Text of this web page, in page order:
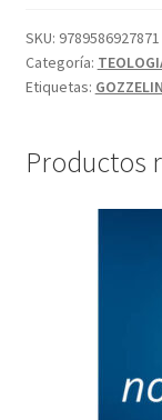
SKU: 9789586927871
Categoría:
Etiquetas:
Productos